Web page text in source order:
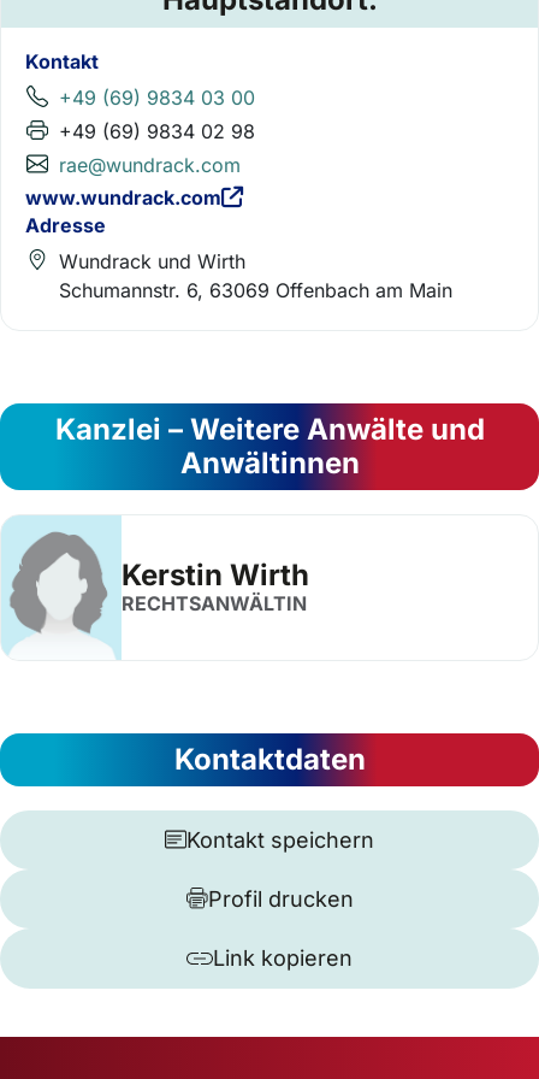
Kontakt
+49 (69) 9834 03 00
+49 (69) 9834 02 98
rae@wundrack.com
www.wundrack.com
Adresse
Wundrack und Wirth
Schumannstr. 6, 63069 Offenbach am Main
Kanzlei – Weitere Anwälte und
Anwältinnen
Kerstin Wirth
RECHTSANWÄLTIN
Kontaktdaten
Kontakt speichern
Profil drucken
Link kopieren